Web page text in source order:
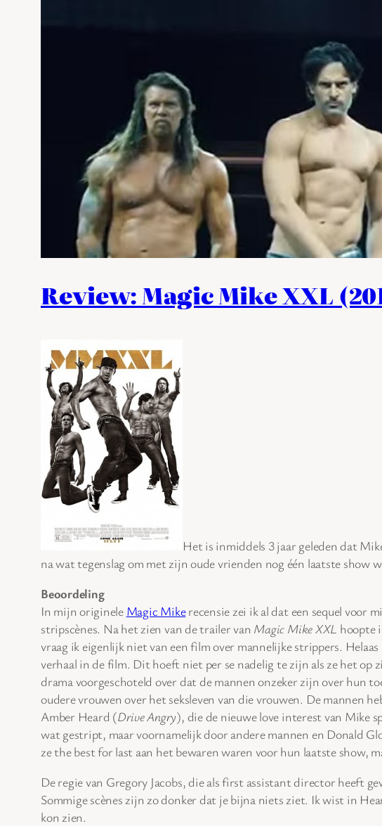
Review: Magic Mike XXL
Het is inmiddels 3 jaar geleden dat
na wat tegenslag om met zijn oude vrienden nog één laatste show
Beoordeling
In mijn originele Magic Mikerecensie zei ik al dat een sequel voor
stripscènes. Na het zien van de trailer van Magic Mike XXL hoopte
vraag ik eigenlijk niet van een film over mannelijke strippers. Helaas
verhaal in de film. Dit hoeft niet per se nadelig te zijn als ze het op
drama voorgeschoteld over dat de mannen onzeker zijn over hun
oudere vrouwen over het seksleven van die vrouwen. De mannen
Amber Heard (Drive Angry), die de nieuwe love interest van Mike
wat gestript, maar voornamelijk door andere mannen en Donald
ze the best for last aan het bewaren waren voor hun laatste show,
De regie van Gregory Jacobs, die als first assistant director heeft
Sommige scènes zijn zo donker dat je bijna niets ziet. Ik wist in
kon zien.